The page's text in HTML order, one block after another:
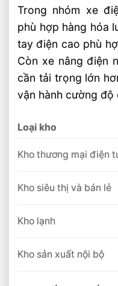
Trong nhóm xe
phù hợp hàng hóa
tay điện cao phù
Còn xe nâng điện
cần tải trọng lớn
vận hành cường độ
Loại kho
Kho thương mại điện
Kho siêu thị và bán lẻ
Kho lạnh
Kho sản xuất nội bộ